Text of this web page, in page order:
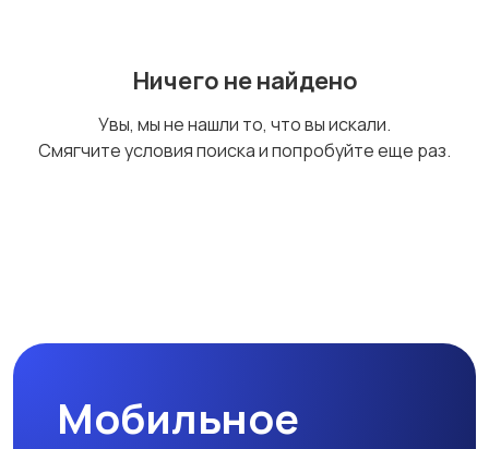
Медицина Начало карьеры
Ничего не найдено
Увы, мы не нашли то, что вы искали.
Смягчите условия поиска и попробуйте еще раз.
Мобильное